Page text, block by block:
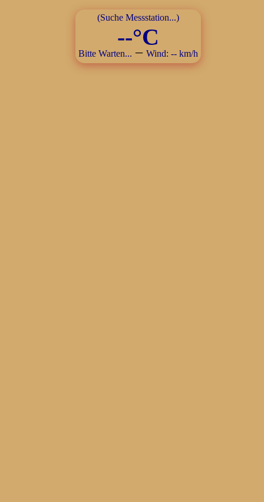
(Suche Messstation...)
--°C
Bitte Warten... – Wind: -- km/h